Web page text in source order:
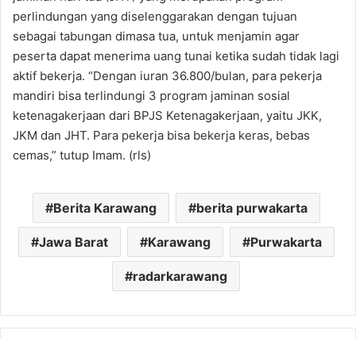
perlindungan yang diselenggarakan dengan tujuan
sebagai tabungan dimasa tua, untuk menjamin agar
peserta dapat menerima uang tunai ketika sudah tidak lagi
aktif bekerja. “Dengan iuran 36.800/bulan, para pekerja
mandiri bisa terlindungi 3 program jaminan sosial
ketenagakerjaan dari BPJS Ketenagakerjaan, yaitu JKK,
JKM dan JHT. Para pekerja bisa bekerja keras, bebas
cemas,” tutup Imam. (rls)
Berita Karawang berita purwakarta
Jawa Barat Karawang Purwakarta
radarkarawang